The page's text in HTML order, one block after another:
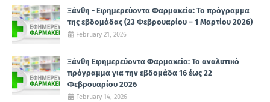
Ξάνθη - Εφημερεύοντα Φαρμακεία: Το πρόγραμμα
της εβδομάδας (23 Φεβρουαρίου – 1 Μαρτίου 2026)
February 21, 2026
Ξάνθη Εφημερεύοντα Φαρμακεία: Το αναλυτικό
πρόγραμμα για την εβδομάδα 16 έως 22
Φεβρουαρίου 2026
February 14, 2026